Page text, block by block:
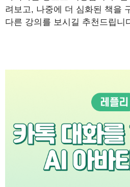
려보고, 나중에 더 심화된 책을
다른 강의를 보시길 추천드립니